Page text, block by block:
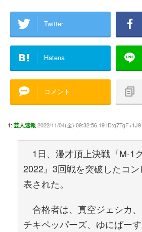
Twitter
Hatena
コメント
1: 芸人速報 2022/11/04(金) 09:32:56.19 ID:q7TgF+1J9
1日、漫才頂上決戦『M-1
2022』3回戦を突破したコ
表された。
合格者は、真空ジェシカ
チキペッパーズ、ゆにばー